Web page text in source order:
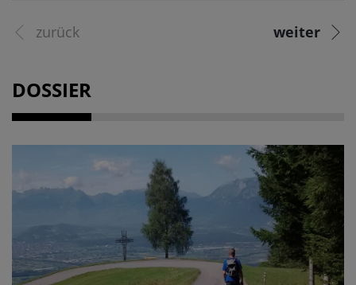
zurück weiter
DOSSIER